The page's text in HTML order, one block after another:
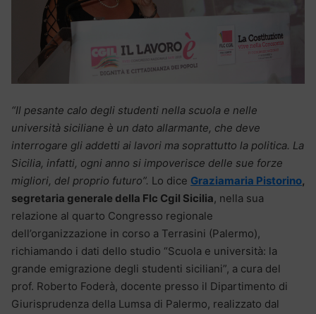
“Il pesante calo degli studenti nella scuola e nelle
università siciliane è un dato allarmante, che deve
interrogare gli addetti ai lavori ma soprattutto la politica. La
Sicilia, infatti, ogni anno si impoverisce delle sue forze
migliori, del proprio futuro”. Lo dice Graziamaria Pistorino,
segretaria generale della Flc Cgil Sicilia, nella sua
relazione al quarto Congresso regionale
dell’organizzazione in corso a Terrasini (Palermo),
richiamando i dati dello studio “Scuola e università: la
grande emigrazione degli studenti siciliani”, a cura del
prof. Roberto Foderà, docente presso il Dipartimento di
Giurisprudenza della Lumsa di Palermo, realizzato dal